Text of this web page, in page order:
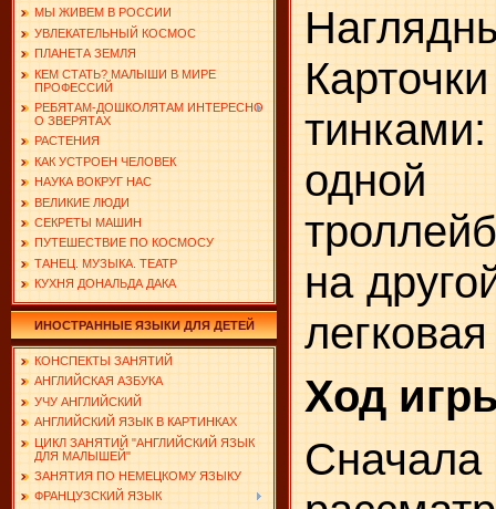
МЫ ЖИВЕМ В РОССИИ
УВЛЕКАТЕЛЬНЫЙ КОСМОС
ПЛАНЕТА ЗЕМЛЯ
КЕМ СТАТЬ? МАЛЫШИ В МИРЕ
ПРОФЕССИЙ
РЕБЯТАМ-ДОШКОЛЯТАМ ИНТЕРЕСНО
О ЗВЕРЯТАХ
РАСТЕНИЯ
КАК УСТРОЕН ЧЕЛОВЕК
НАУКА ВОКРУГ НАС
ВЕЛИКИЕ ЛЮДИ
СЕКРЕТЫ МАШИН
ПУТЕШЕСТВИЕ ПО КОСМОСУ
ТАНЕЦ. МУЗЫКА. ТЕАТР
КУХНЯ ДОНАЛЬДА ДАКА
ИНОСТРАННЫЕ ЯЗЫКИ ДЛЯ ДЕТЕЙ
КОНСПЕКТЫ ЗАНЯТИЙ
АНГЛИЙСКАЯ АЗБУКА
УЧУ АНГЛИЙСКИЙ
АНГЛИЙСКИЙ ЯЗЫК В КАРТИНКАХ
ЦИКЛ ЗАНЯТИЙ "АНГЛИЙСКИЙ ЯЗЫК
ДЛЯ МАЛЫШЕЙ"
ЗАНЯТИЯ ПО НЕМЕЦКОМУ ЯЗЫКУ
ФРАНЦУЗСКИЙ ЯЗЫК
одной
на
Ход